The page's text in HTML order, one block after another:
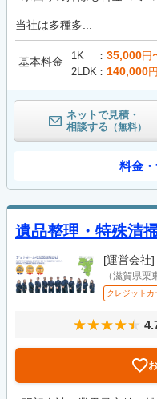
当社は多種多...
基本料金 1K 35,000円
2LDK
140,000
ネットで見積・
相談する （無料）
料金
遺品整理・特殊清
[運営会社]
（滋賀県栗
クレジットカ